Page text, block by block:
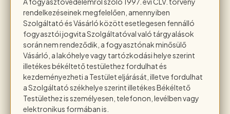
rendelkezéseinek megfelelően, amennyiben
Szolgáltató és Vásárló között esetlegesen fennálló
fogyasztói jogvita Szolgáltatóval való tárgyalások
során nem rendeződik, a fogyasztónak minősülő
Vásárló, a lakóhelye vagy tartózkodási helye szerint
illetékes békéltető testülethez fordulhat és
kezdeményezheti a Testület eljárását, illetve fordulhat
a Szolgáltató székhelye szerint illetékes Békéltető
Testülethez is személyesen, telefonon, levélben vagy
elektronikus formában is.